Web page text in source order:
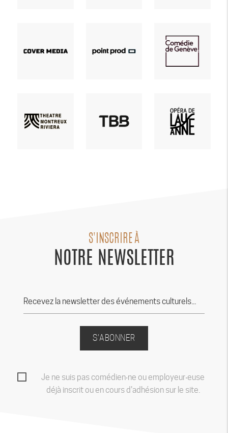
S'INSCRIRE À
NOTRE NEWSLETTER
S'ABONNER
Je ne suis pas comédien‧ne ou employeur‧euse
déjà inscrit ou en cours d'adhésion sur le site.